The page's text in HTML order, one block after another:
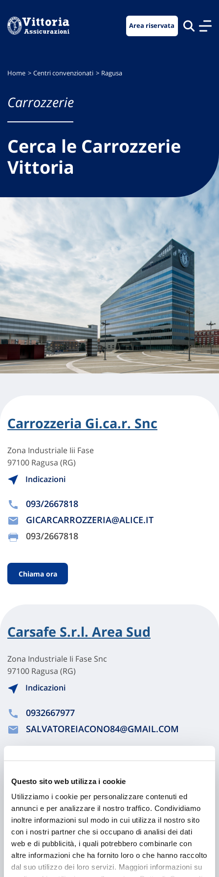
Questo sito web utilizza i cookie
Utilizziamo i cookie per personalizzare contenuti ed
annunci e per analizzare il nostro traffico. Condividiamo
inoltre informazioni sul modo in cui utilizza il nostro sito
con i nostri partner che si occupano di analisi dei dati
web e di pubblicità, i quali potrebbero combinarle con
altre informazioni che ha fornito loro o che hanno raccolto
dal suo utilizzo dei loro servizi. Maggiori informazioni su
menu
contenuto
footer
Area riservata
Home Centri convenzionati Ragusa
Carrozzerie
Cerca le Carrozzerie
Vittoria
Carrozzeria Gi.ca.r. Snc
Zona Industriale Iii Fase
97100 Ragusa (RG)
Indicazioni
093/2667818
GICARCARROZZERIA@ALICE.IT
093/2667818
Chiama ora
Carsafe S.r.l. Area Sud
Zona Industriale Ii Fase Snc
97100 Ragusa (RG)
Indicazioni
0932667977
SALVATOREIACONO84@GMAIL.COM